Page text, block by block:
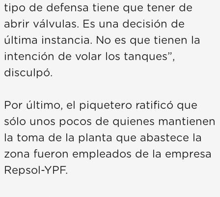
tipo de defensa tiene que tener de
abrir válvulas. Es una decisión de
última instancia. No es que tienen la
intención de volar los tanques”,
disculpó.
Por último, el piquetero ratificó que
sólo unos pocos de quienes mantienen
la toma de la planta que abastece la
zona fueron empleados de la empresa
Repsol-YPF.